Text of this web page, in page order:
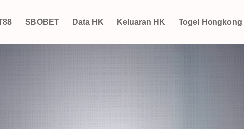
SBOBET Data HK Keluaran HK Togel Hongkong